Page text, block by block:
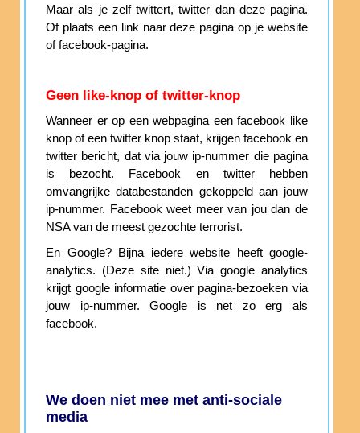
Maar als je zelf twittert, twitter dan deze pagina.
Of plaats een link naar deze pagina op je website
of facebook-pagina.
Geen like-knop of twitter-knop
Wanneer er op een webpagina een facebook like
knop of een twitter knop staat, krijgen facebook en
twitter bericht, dat via jouw ip-nummer die pagina
is bezocht. Facebook en twitter hebben
omvangrijke databestanden gekoppeld aan jouw
ip-nummer. Facebook weet meer van jou dan de
NSA van de meest gezochte terrorist.
En Google? Bijna iedere website heeft google-
analytics. (Deze site niet.) Via google analytics
krijgt google informatie over pagina-bezoeken via
jouw ip-nummer. Google is net zo erg als
facebook.
We doen niet mee met anti-sociale
media